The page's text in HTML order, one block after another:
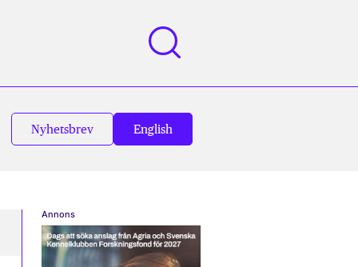
Nyhetsbrev English
Annons